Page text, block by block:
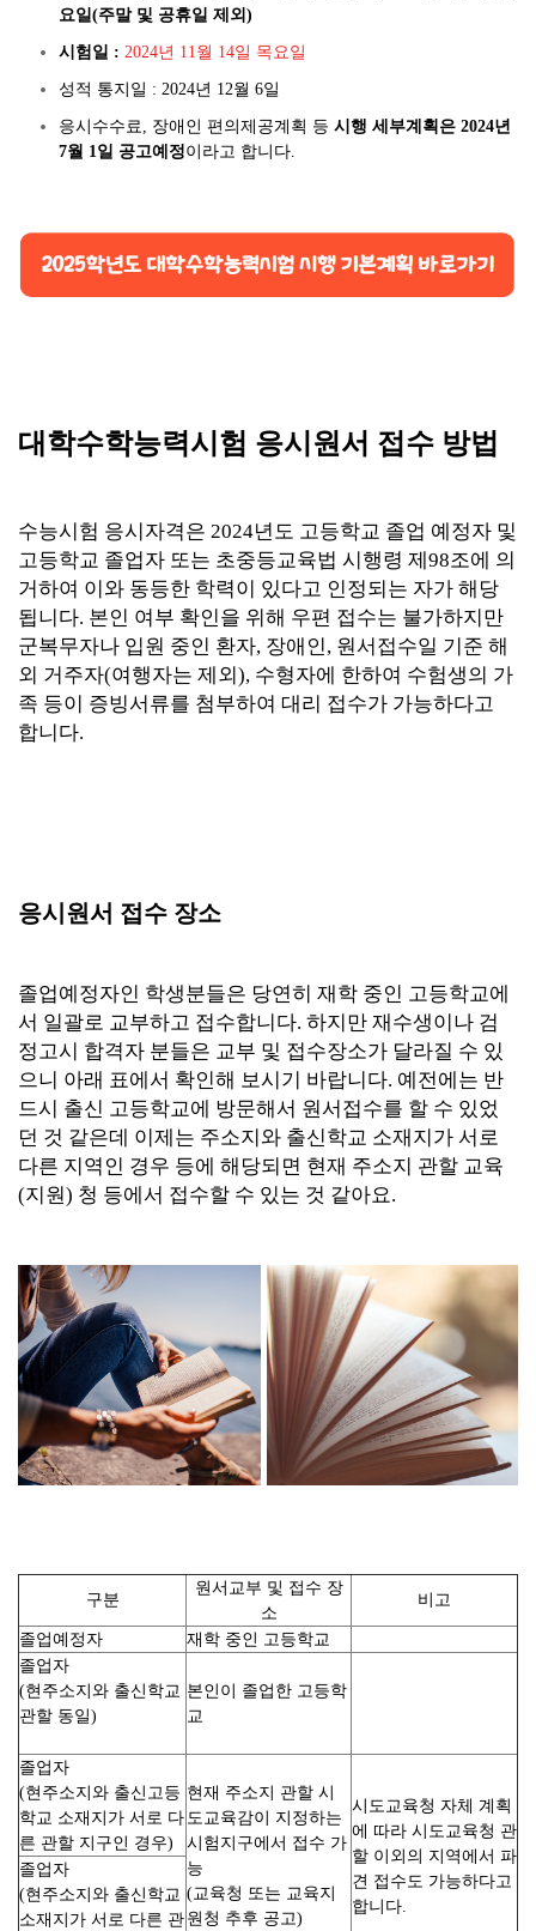
요일(주말 및 공휴일 제외)
시험일 : 2024년 11월 14일 목요일
성적 통지일 : 2024년 12월 6일
응시수수료, 장애인 편의제공계획 등 시행 세부계획은 2024년
7월 1일 공고예정이라고 합니다.
대학수학능력시험 응시원서 접수 방법
수능시험 응시자격은 2024년도 고등학교 졸업 예정자 및
고등학교 졸업자 또는 초중등교육법 시행령 제98조에 의
거하여 이와 동등한 학력이 있다고 인정되는 자가 해당
됩니다. 본인 여부 확인을 위해 우편 접수는 불가하지만
군복무자나 입원 중인 환자, 장애인, 원서접수일 기준 해
외 거주자(여행자는 제외), 수형자에 한하여 수험생의 가
족 등이 증빙서류를 첨부하여 대리 접수가 가능하다고
합니다.
응시원서 접수 장소
졸업예정자인 학생분들은 당연히 재학 중인 고등학교에
서 일괄로 교부하고 접수합니다. 하지만 재수생이나 검
정고시 합격자 분들은 교부 및 접수장소가 달라질 수 있
으니 아래 표에서 확인해 보시기 바랍니다. 예전에는 반
드시 출신 고등학교에 방문해서 원서접수를 할 수 있었
던 것 같은데 이제는 주소지와 출신학교 소재지가 서로
다른 지역인 경우 등에 해당되면 현재 주소지 관할 교육
(지원) 청 등에서 접수할 수 있는 것 같아요.
구분
원서교부 및 접수 장
소
비고
졸업예정자
재학 중인 고등학교
졸업자
(현주소지와 출신학교
관할 동일)
본인이 졸업한 고등학
교
졸업자
(현주소지와 출신고등
학교 소재지가 서로 다
른 관할 지구인 경우)
현재 주소지 관할 시
도교육감이 지정하는
시험지구에서 접수 가
능
(교육청 또는 교육지
원청 추후 공고)
시도교육청 자체 계획
에 따라 시도교육청 관
할 이외의 지역에서 파
견 접수도 가능하다고
합니다.
졸업자
(현주소지와 출신학교
소재지가 서로 다른 관